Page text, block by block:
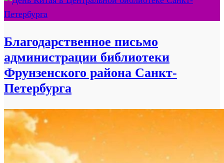
Благодарственное письмо
администрации библиотеки
Фрунзенского района Санкт-
Петербурга